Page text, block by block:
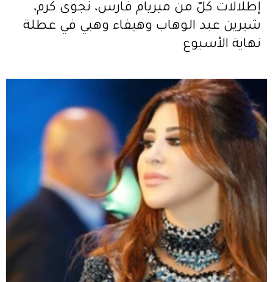
إطلالات كلّ من ميريام فارس، نجوى كرم،
شيرين عبد الوهاب وهيفاء وهبي في عطلة
نهاية الأسبوع